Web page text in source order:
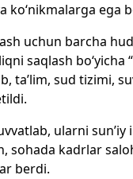
ega
uchun barcha
saqlash bo‘yicha
ta’lim, sud tizimi,
ularni
sohada kadrlar
berdi.